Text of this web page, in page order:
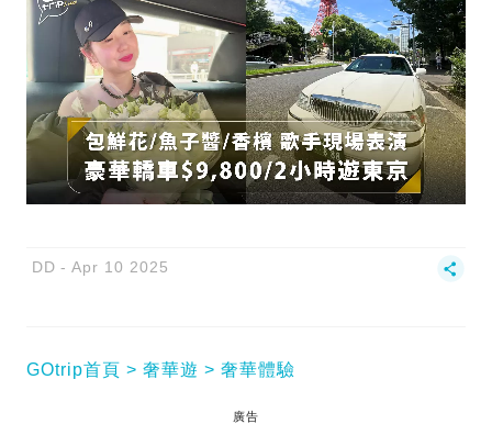
DD Apr 10 2025
GOtrip首頁 奢華遊 奢華體驗
廣告